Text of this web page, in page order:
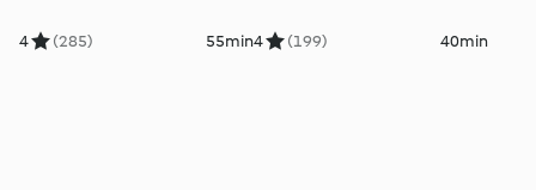
4 (285) 55min4 (199) 40min